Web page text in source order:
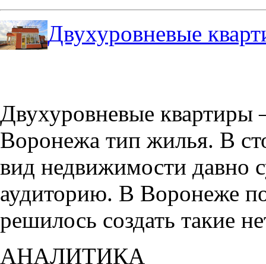
Двухуровневые
Двухуровневые квартиры
Воронежа тип жилья. В
вид недвижимости давно
аудиторию. В Воронеже
решилось создать такие
АНАЛИТИКА